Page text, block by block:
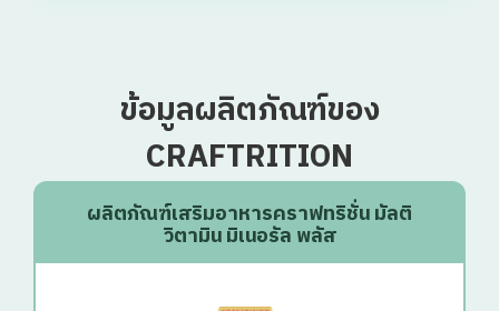
ข้อมูลผลิตภัณฑ์ของ
CRAFTRITION
ผลิตภัณฑ์เสริมอาหารคราฟทริชั่น มัลติ
วิตามิน มิเนอรัล พลัส